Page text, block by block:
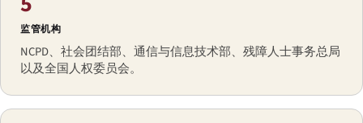
监管机构
NCPD、社会团结部、通信与信息技术部、残障人士事务总局
以及全国人权委员会。